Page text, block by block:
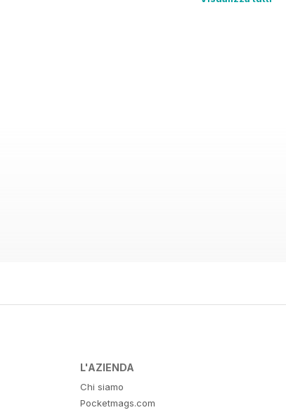
L'AZIENDA
Chi siamo
Pocketmags.com